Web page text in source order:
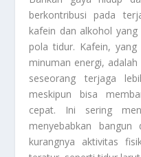
berkontribusi pada
kafein dan alkohol
pola tidur. Kafein,
minuman energi,
seseorang terjaga
meskipun bisa
cepat. Ini sering
menyebabkan
kurangnya aktivitas